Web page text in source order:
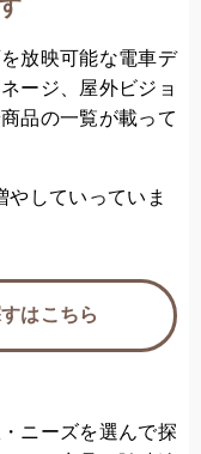
放映可能な電車デ
ージ、屋外ビジョ
品の一覧が載って
やしていっていま
はこちら
ニーズを選んで探